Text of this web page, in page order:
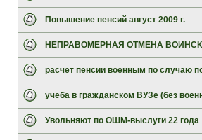
Повышение пенсий август 2009 г.
НЕПРАВОМЕРНАЯ ОТМЕНА
расчет пенсии военным по случаю
учеба в гражданском ВУЗе (без
Увольняют по ОШМ-выслуги 22 года